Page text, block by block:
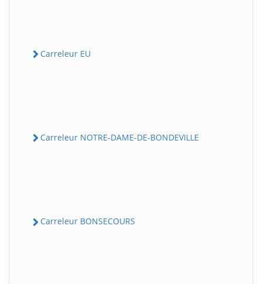
Carreleur EU
Carreleur NOTRE-DAME-DE-BONDEVILLE
Carreleur BONSECOURS